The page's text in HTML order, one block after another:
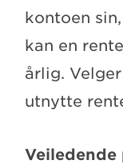
kontoen
kan en
årlig.
utnytte
Veiledende